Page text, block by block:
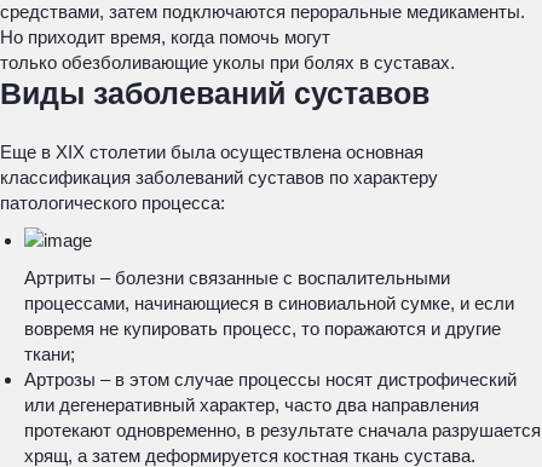
средствами, затем подключаются пероральные медикаменты.
Но приходит время, когда помочь могут
только обезболивающие уколы при болях в суставах.
Виды заболеваний суставов
Еще в XIX столетии была осуществлена основная
классификация заболеваний суставов по характеру
патологического процесса:
Артриты – болезни связанные с воспалительными
процессами, начинающиеся в синовиальной сумке, и если
вовремя не купировать процесс, то поражаются и другие
ткани;
Артрозы – в этом случае процессы носят дистрофический
или дегенеративный характер, часто два направления
протекают одновременно, в результате сначала разрушается
хрящ, а затем деформируется костная ткань сустава.